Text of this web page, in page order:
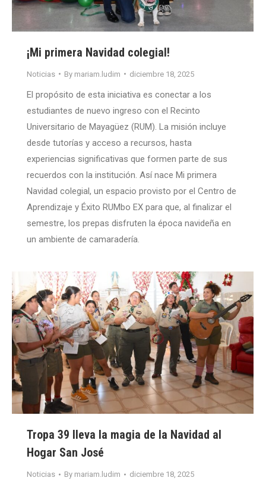
¡Mi primera Navidad colegial!
Noticias By mariam.ludim diciembre 18, 2025
El propósito de esta iniciativa es conectar a los
estudiantes de nuevo ingreso con el Recinto
Universitario de Mayagüez (RUM). La misión incluye
desde tutorías y acceso a recursos, hasta
experiencias significativas que formen parte de sus
recuerdos con la institución. Así nace Mi primera
Navidad colegial, un espacio provisto por el Centro de
Aprendizaje y Éxito RUMbo EX para que, al finalizar el
semestre, los prepas disfruten la época navideña en
un ambiente de camaradería.
Tropa 39 lleva la magia de la Navidad al
Hogar San José
Noticias By mariam.ludim diciembre 18, 2025